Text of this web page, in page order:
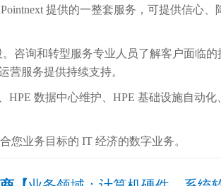
提供的一整套服务，可提供信心、
咨询和转型服务专业人员了解客户面临
营服务提供持续支持。
HPE 数据中心维护、HPE 基础设施自动化
您业务目标的 IT 经济的数字业务。